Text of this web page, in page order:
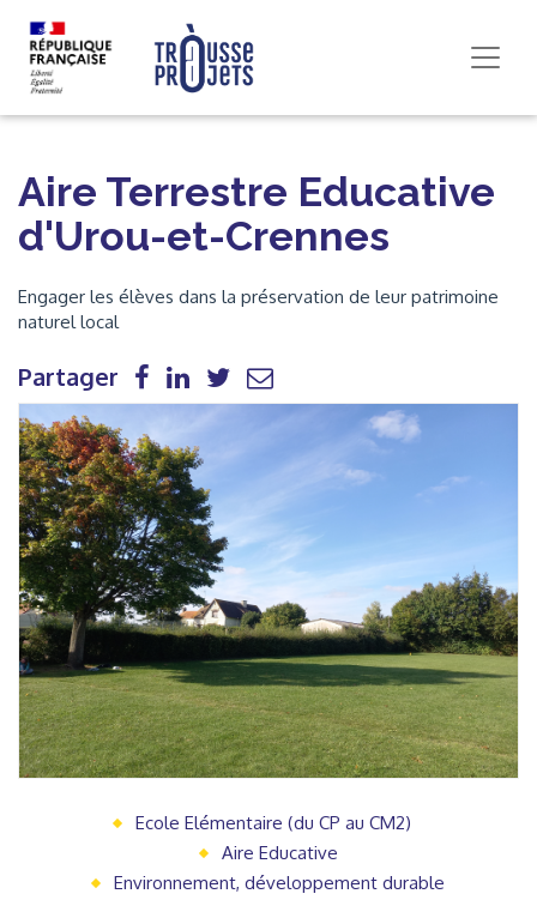
Aire Terrestre Educative
d'Urou-et-Crennes
Engager les élèves dans la préservation de leur patrimoine
naturel local
Partager
Ecole Elémentaire (du CP au CM2)
Aire Educative
Environnement, développement durable